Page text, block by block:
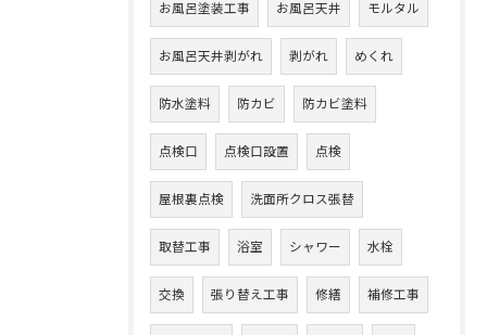
お風呂塗装工事 お風呂天井 モルタル
お風呂天井剥がれ 剥がれ めくれ
防水塗料 防カビ 防カビ塗料
点検口 点検口設置 点検
屋根裏点検 洗面所クロス張替
取替工事 浴室 シャワー 水栓
交換 張り替え工事 修繕 補修工事